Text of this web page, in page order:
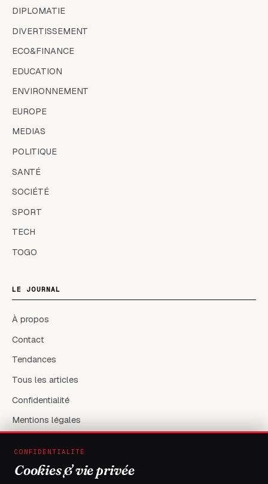
DIPLOMATIE
DIVERTISSEMENT
ECO&FINANCE
EDUCATION
ENVIRONNEMENT
EUROPE
MEDIAS
POLITIQUE
SANTÉ
SOCIÉTÉ
SPORT
TECH
TOGO
LE JOURNAL
À propos
Contact
Tendances
Tous les articles
Confidentialité
Mentions légales
RÉSEAUX & CONTACT
CONFIDENTIALITÉ
Cookies & vie privée